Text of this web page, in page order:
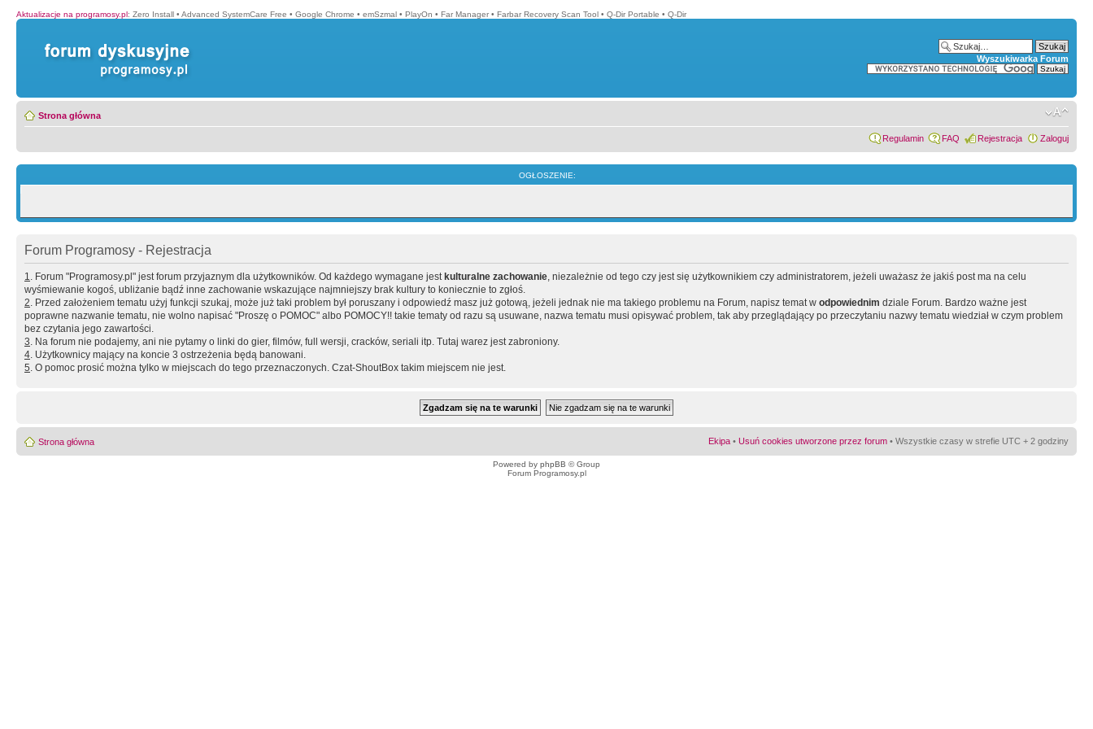
Aktualizacje na programosy.pl: Zero Install • Advanced SystemCare Free • Google Chrome • emSzmal • PlayOn • Far Manager • Farbar Recovery Scan Tool • Q-Dir Portable • Q-Dir
Wyszukiwarka Forum
Strona główna
Regulamin FAQ Rejestracja Zaloguj
OGŁOSZENIE:
Forum Programosy - Rejestracja
1. Forum "Programosy.pl" jest forum przyjaznym dla użytkowników. Od każdego wymagane jest kulturalne zachowanie, niezależnie od tego czy jest się użytkownikiem czy administratorem, jeżeli uważasz że jakiś post ma na celu
wyśmiewanie kogoś, ubliżanie bądź inne zachowanie wskazujące najmniejszy brak kultury to koniecznie to zgłoś.
2. Przed założeniem tematu użyj funkcji szukaj, może już taki problem był poruszany i odpowiedź masz już gotową, jeżeli jednak nie ma takiego problemu na Forum, napisz temat w odpowiednim dziale Forum. Bardzo ważne jest
poprawne nazwanie tematu, nie wolno napisać "Proszę o POMOC" albo POMOCY!! takie tematy od razu są usuwane, nazwa tematu musi opisywać problem, tak aby przeglądający po przeczytaniu nazwy tematu wiedział w czym problem
bez czytania jego zawartości.
3. Na forum nie podajemy, ani nie pytamy o linki do gier, filmów, full wersji, cracków, seriali itp. Tutaj warez jest zabroniony.
4. Użytkownicy mający na koncie 3 ostrzeżenia będą banowani.
5. O pomoc prosić można tylko w miejscach do tego przeznaczonych. Czat-ShoutBox takim miejscem nie jest.
Strona główna Ekipa • Usuń cookies utworzone przez forum • Wszystkie czasy w strefie UTC + 2 godziny
Powered by phpBB © Group
Forum Programosy.pl